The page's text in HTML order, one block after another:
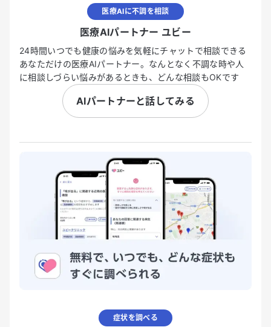
医療AIに不調を相談
医療AIパートナー ユビー
24時間いつでも健康の悩みを気軽にチャットで相談できる
あなただけの医療AIパートナー。なんとなく不調な時や人
に相談しづらい悩みがあるときも、どんな相談もOKです
AIパートナーと話してみる
症状を調べる